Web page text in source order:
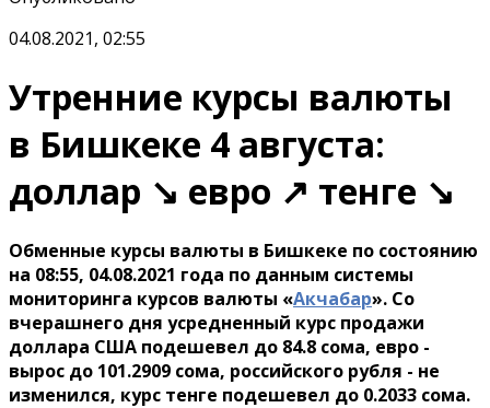
04.08.2021, 02:55
Утренние курсы валюты
в Бишкеке 4 августа:
доллар ↘ евро ↗ тенге ↘
Обменные курсы валюты в Бишкеке по состоянию
на 08:55, 04.08.2021 года по данным системы
мониторинга курсов валюты «Акчабар». Со
вчерашнего дня усредненный курс продажи
доллара США подешевел до 84.8 сома, евро -
вырос до 101.2909 сома, российского рубля - не
изменился, курс тенге подешевел до 0.2033 сома.